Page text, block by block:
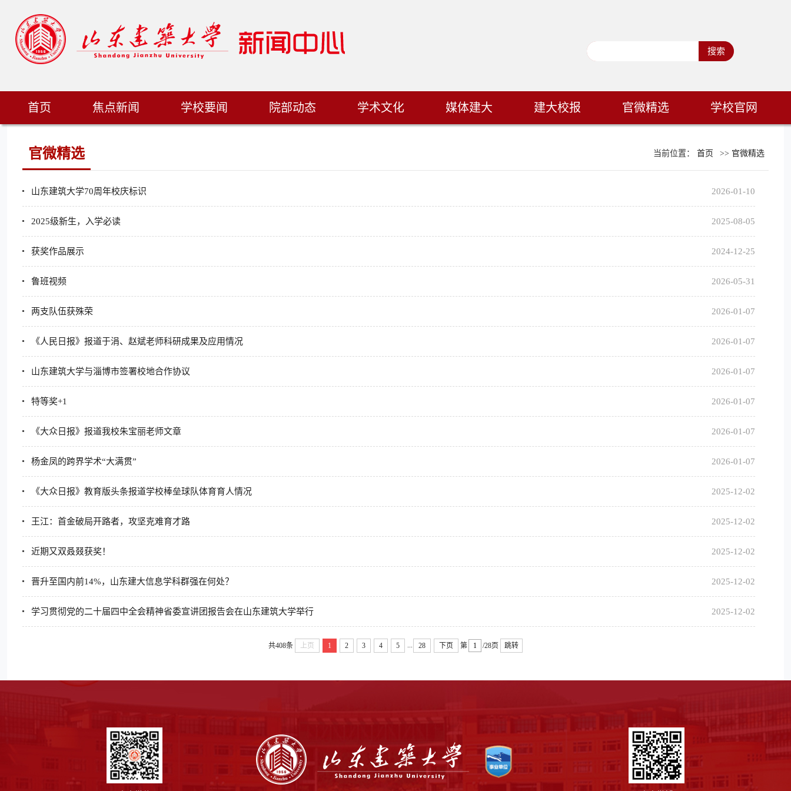
首页 焦点新闻 学校要闻 院部动态 学术文化 媒体建大 建大校报 官微精选 学校官网
官微精选 当前位置： 首页 >> 官微精选
2026-01-10
山东建筑大学70周年校庆标识
2025-08-05
2025级新生，入学必读
2024-12-25
获奖作品展示
2026-05-31
鲁班视频
2026-01-07
两支队伍获殊荣
2026-01-07
《人民日报》报道于涓、赵斌老师科研成果及应用情况
2026-01-07
山东建筑大学与淄博市签署校地合作协议
2026-01-07
特等奖+1
2026-01-07
《大众日报》报道我校朱宝丽老师文章
2026-01-07
杨金凤的跨界学术“大满贯”
2025-12-02
《大众日报》教育版头条报道学校棒垒球队体育育人情况
2025-12-02
王江：首金破局开路者，攻坚克难育才路
2025-12-02
近期又双叒叕获奖！
2025-12-02
晋升至国内前14%，山东建大信息学科群强在何处？
2025-12-02
学习贯彻党的二十届四中全会精神省委宣讲团报告会在山东建筑大学举行
共408条 上页 1 2 3 4 5 ... 28 下页 第 /28页 跳转